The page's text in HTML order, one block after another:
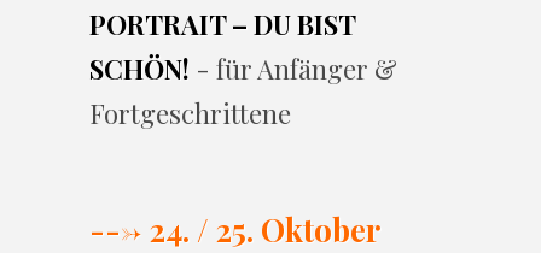
PORTRAIT – DU BIST
SCHÖN! - für Anfänger &
Fortgeschrittene
---> 24. / 25. Oktober